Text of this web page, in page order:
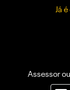
Já
Assessor